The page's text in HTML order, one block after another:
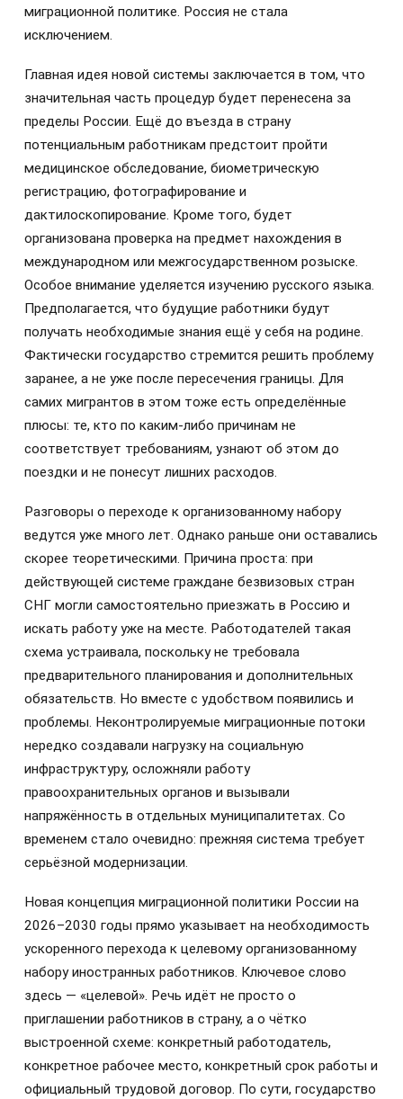
миграционной политике. Россия не стала
исключением.
Главная идея новой системы заключается в том, что
значительная часть процедур будет перенесена за
пределы России. Ещё до въезда в страну
потенциальным работникам предстоит пройти
медицинское обследование, биометрическую
регистрацию, фотографирование и
дактилоскопирование. Кроме того, будет
организована проверка на предмет нахождения в
международном или межгосударственном розыске.
Особое внимание уделяется изучению русского языка.
Предполагается, что будущие работники будут
получать необходимые знания ещё у себя на родине.
Фактически государство стремится решить проблему
заранее, а не уже после пересечения границы. Для
самих мигрантов в этом тоже есть определённые
плюсы: те, кто по каким-либо причинам не
соответствует требованиям, узнают об этом до
поездки и не понесут лишних расходов.
Разговоры о переходе к организованному набору
ведутся уже много лет. Однако раньше они оставались
скорее теоретическими. Причина проста: при
действующей системе граждане безвизовых стран
СНГ могли самостоятельно приезжать в Россию и
искать работу уже на месте. Работодателей такая
схема устраивала, поскольку не требовала
предварительного планирования и дополнительных
обязательств. Но вместе с удобством появились и
проблемы. Неконтролируемые миграционные потоки
нередко создавали нагрузку на социальную
инфраструктуру, осложняли работу
правоохранительных органов и вызывали
напряжённость в отдельных муниципалитетах. Со
временем стало очевидно: прежняя система требует
серьёзной модернизации.
Новая концепция миграционной политики России на
2026–2030 годы прямо указывает на необходимость
ускоренного перехода к целевому организованному
набору иностранных работников. Ключевое слово
здесь — «целевой». Речь идёт не просто о
приглашении работников в страну, а о чётко
выстроенной схеме: конкретный работодатель,
конкретное рабочее место, конкретный срок работы и
официальный трудовой договор. По сути, государство